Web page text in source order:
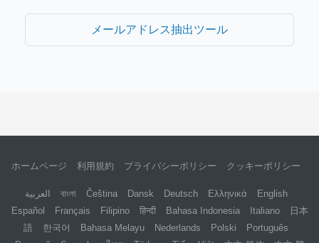
メールアドレス抽出ツール
ホームページ 利用規約 プライバシーポリシー クッキーポリシー
العربية বাংলা Čeština Dansk Deutsch Ελληνικά
English
Español
Français Filipino हिन्दी Bahasa Indonesia Italiano
日本
語
한국어 Bahasa Melayu Nederlands Polski
Português